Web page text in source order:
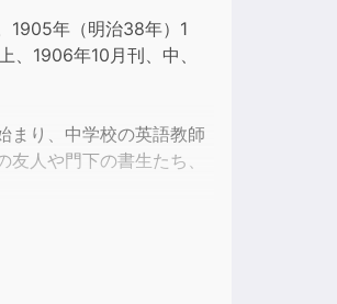
1905年（明治38年）1
1906年10月刊、中、
まり、中学校の英語教師
人や門下の書生たち、
かつ世紀の傑作！